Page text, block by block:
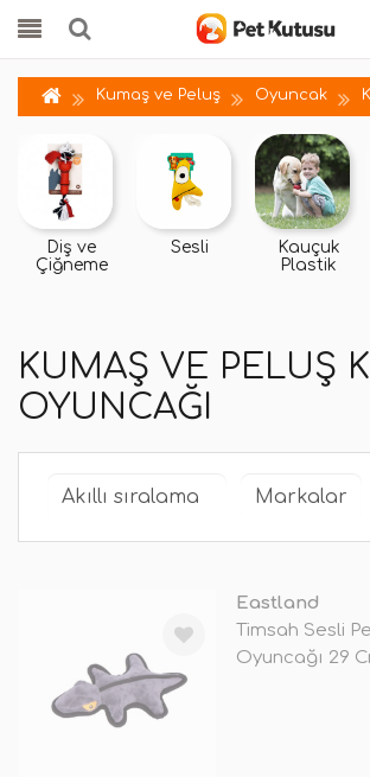
Kumaş ve Peluş Oyuncak
Diş ve
Çiğneme
Sesli
Kauçuk
Plastik
KUMAŞ VE PELUŞ
OYUNCAĞI
Eastland
Timsah Sesli
Oyuncağı 29